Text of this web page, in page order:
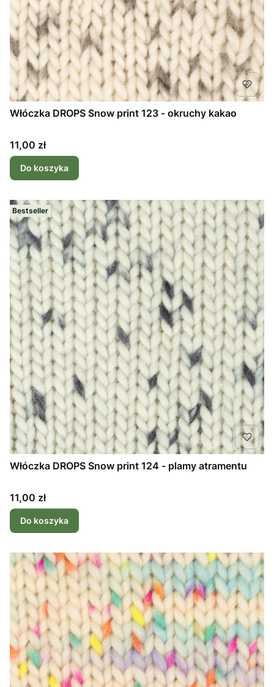
Włóczka DROPS Snow print 123 - okruchy kakao
Cena
11,00 zł
Do koszyka
Bestseller
Włóczka DROPS Snow print 124 - plamy atramentu
Cena
11,00 zł
Do koszyka